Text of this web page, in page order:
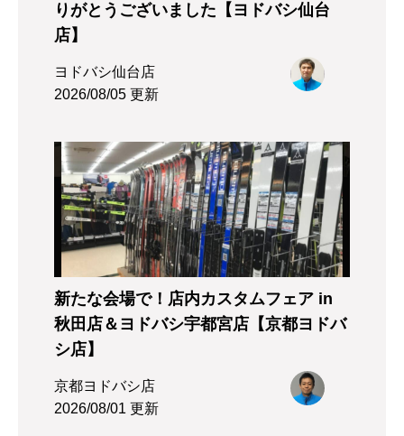
りがとうございました【ヨドバシ仙台
店】
ヨドバシ仙台店
2026/08/05 更新
新たな会場で！店内カスタムフェア in
秋田店＆ヨドバシ宇都宮店【京都ヨドバ
シ店】
京都ヨドバシ店
2026/08/01 更新